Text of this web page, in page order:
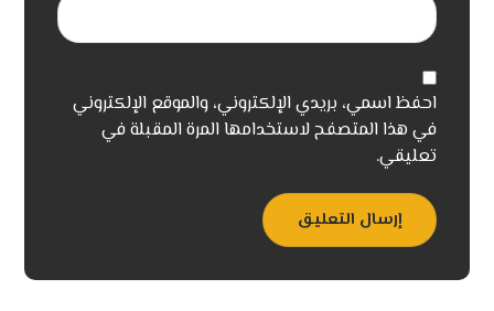
احفظ اسمي، بريدي الإلكتروني، والموقع الإلكتروني
في هذا المتصفح لاستخدامها المرة المقبلة في
تعليقي.
إرسال التعليق